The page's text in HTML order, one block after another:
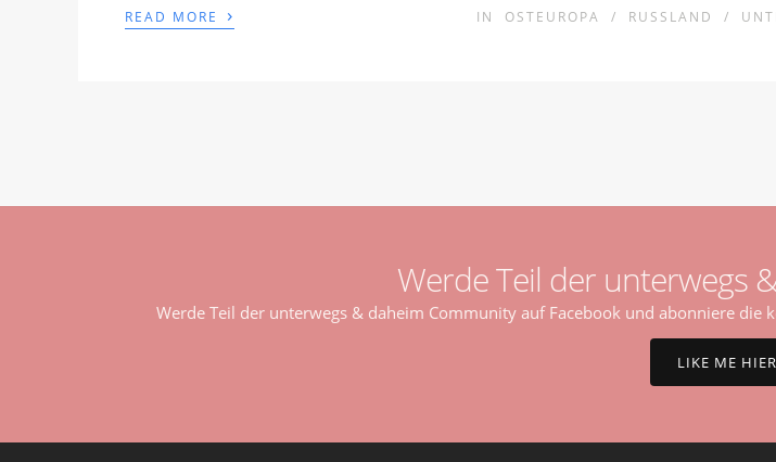
READ MORE › IN OSTEUROPA / RUSSLAND /
Werde Teil der unterwegs
Werde Teil der unterwegs & daheim Community auf Facebook und abonniere
LIKE ME